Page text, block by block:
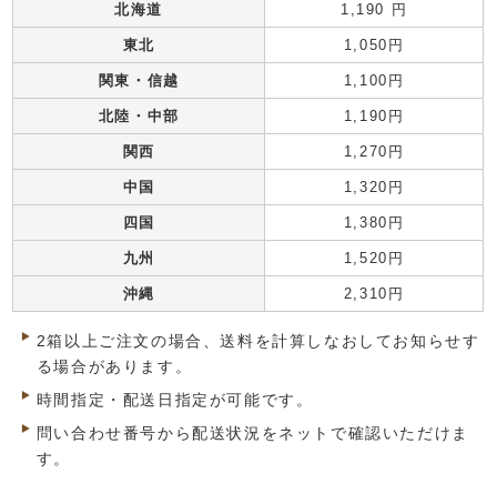
北海道 1,190 円
東北 1,050円
関東・信越 1,100円
北陸・中部 1,190円
関西 1,270円
中国 1,320円
四国 1,380円
九州 1,520円
沖縄 2,310円
2箱以上ご注文の場合、送料を計算しなおしてお知らせす
る場合があります。
時間指定・配送日指定が可能です。
問い合わせ番号から配送状況をネットで確認いただけま
す。